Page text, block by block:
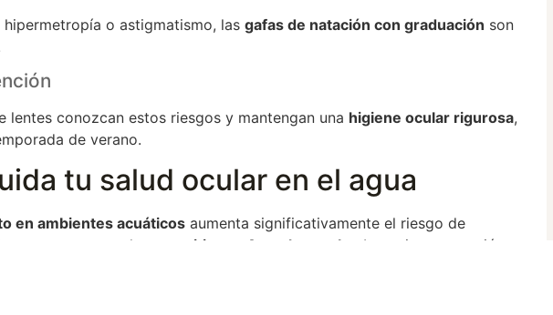
hipermetropía o astigmatismo, lasgafas de natación con graduación son
lentes conozcan estos riesgos y mantengan una higiene ocular rigurosa,
de verano.
tu salud ocular en el agua
en ambientes acuáticos aumenta significativamente el riesgo de
graves como la
queratitis por Acanthamoeba
. La mejor prevención